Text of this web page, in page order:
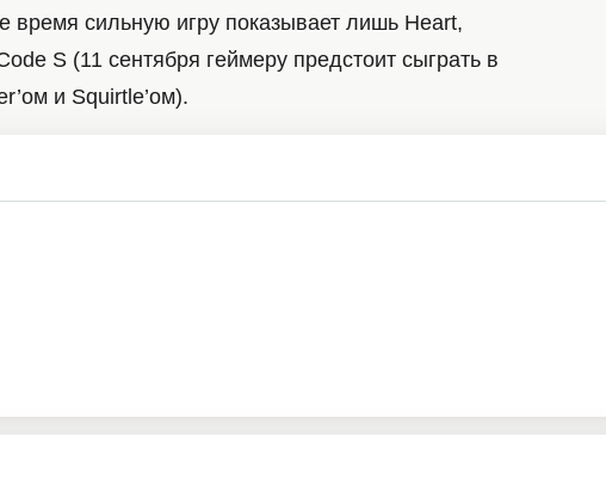
время сильную игру показывает лишь Heart,
S (11 сентября геймеру предстоит сыграть в
и Squirtle’ом).